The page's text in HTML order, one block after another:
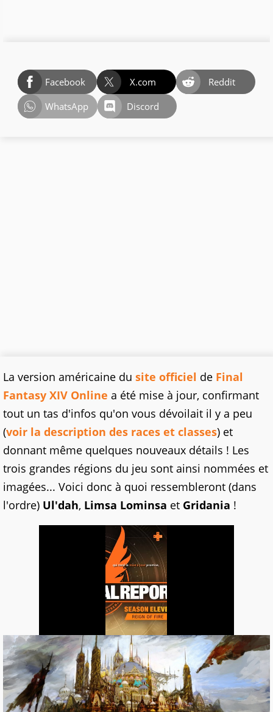
Facebook X.com
Reddit
WhatsApp
Discord
La version américaine du site officiel de Final
Fantasy XIV Online a été mise à jour, confirmant
tout un tas d'infos qu'on vous dévoilait il y a peu
(voir la description des races et classes) et
donnant même quelques nouveaux détails ! Les
trois grandes régions du jeu sont ainsi nommées et
imagées... Voici donc à quoi ressembleront (dans
l'ordre) Ul'dah, Limsa Lominsa et Gridania !